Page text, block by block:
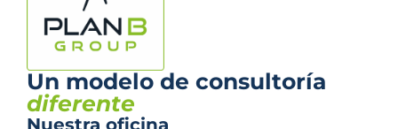
Un modelo de consultoría
diferente
Nuestra oficina